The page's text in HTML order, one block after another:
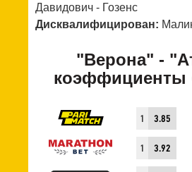
Давидович - Гозенс
Дисквалифицирован:
"Верона" -
коэффициенты
1 3.85
1 3.92